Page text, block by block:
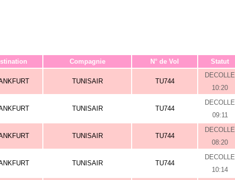
Compagnie N° de Vol Statut
TUNISAIR TU744
DECOLLE
10:20
TUNISAIR TU744
DECOLLE
09:11
TUNISAIR TU744
DECOLLE
08:20
TUNISAIR TU744
DECOLLE
10:14